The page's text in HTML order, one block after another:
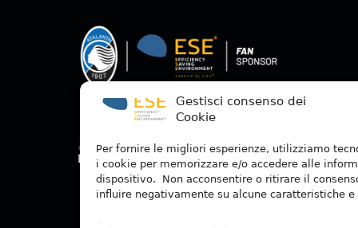
Gestisci consenso dei
Cookie
Per fornire le migliori esperienze, utilizziamo
i cookie per memorizzare e/o accedere alle
dispositivo. Non acconsentire o ritirare il
influire negativamente su alcune caratteristiche e